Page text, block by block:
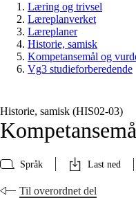
Læring og trivsel
Læreplanverket
Læreplaner
Historie, samisk
Kompetansemål og
Vg3 studieforberedende
Historie, samisk (HIS02‑03)
Språk Last ned
Til overordnet del